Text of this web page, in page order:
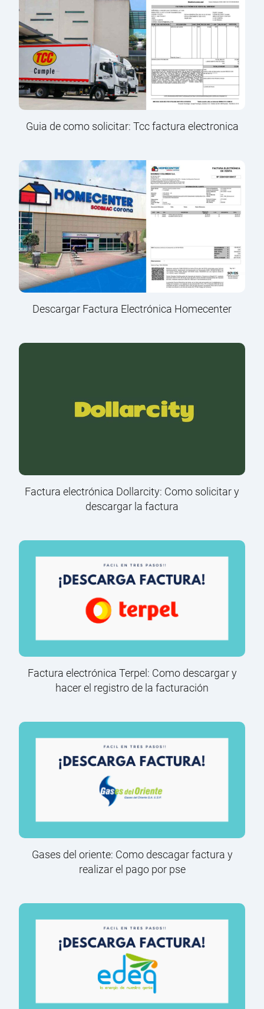
Guia de como solicitar: Tcc factura electronica
Descargar Factura Electrónica Homecenter
Factura electrónica Dollarcity: Como solicitar y
descargar la factura
Factura electrónica Terpel: Como descargar y
hacer el registro de la facturación
Gases del oriente: Como descagar factura y
realizar el pago por pse